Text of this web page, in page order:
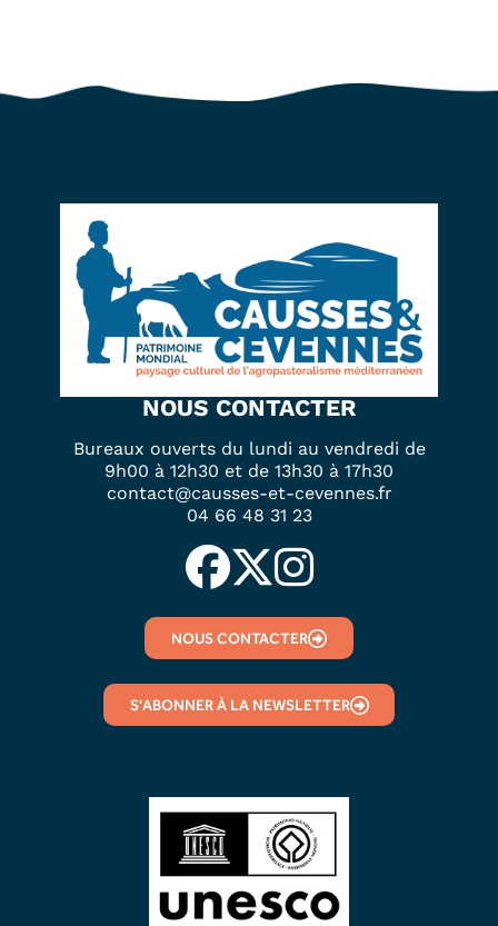
NOUS CONTACTER
Bureaux ouverts du lundi au vendredi de
9h00 à 12h30 et de 13h30 à 17h30
contact@causses-et-cevennes.fr
04 66 48 31 23
NOUS CONTACTER
S'ABONNER À LA NEWSLETTER